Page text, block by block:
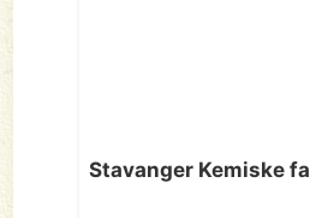
Stavanger Kemiske